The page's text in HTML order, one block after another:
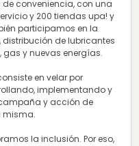
conveniencia, con una
y 200 tiendas upa! y
participamos en la
de lubricantes
y nuevas energías.
en velar por
implementando y
y acción de
misma.
la inclusión. Por eso,